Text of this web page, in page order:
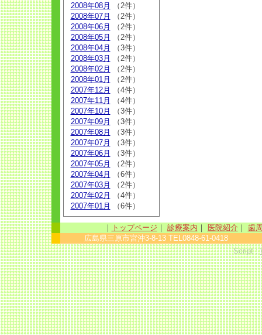
2008年08月
（2件）
2008年07月
（2件）
2008年06月
（2件）
2008年05月
（2件）
2008年04月
（3件）
2008年03月
（2件）
2008年02月
（2件）
2008年01月
（2件）
2007年12月
（4件）
2007年11月
（4件）
2007年10月
（3件）
2007年09月
（3件）
2007年08月
（3件）
2007年07月
（3件）
2007年06月
（3件）
2007年05月
（2件）
2007年04月
（6件）
2007年03月
（2件）
2007年02月
（4件）
2007年01月
（6件）
｜ トップページ ｜ 診療案内 ｜ 医院紹介｜
歯
広島県三原市宮沖3-8-13 TEL0848-61-0418
Script :